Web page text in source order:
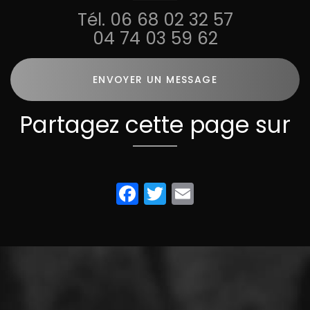
Tél. 06 68 02 32 57
04 74 03 59 62
ENVOYER UN MESSAGE
Partagez cette page sur
Facebook
Twitter